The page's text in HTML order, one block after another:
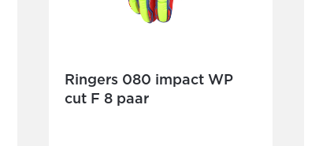
Ringers 080 impact WP
cut F 8 paar